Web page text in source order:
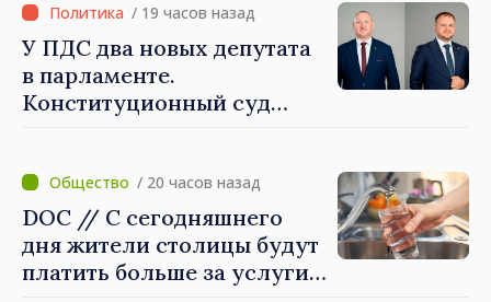
Северной Ирландии Ферн
Хорин
/ 19 часов назад
У ПДС два новых депутата
в парламенте.
Конституционный суд
/ 20 часов назад
DOC // С сегодняшнего
дня жители столицы будут
платить больше за услуги